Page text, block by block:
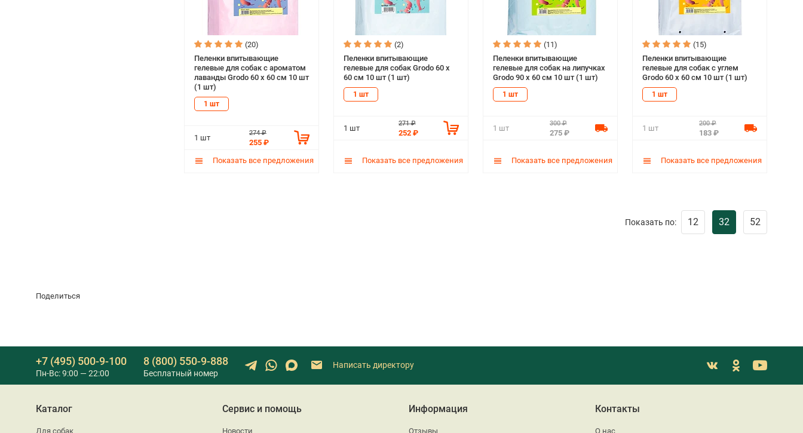
(20)
Пеленки впитывающие
гелевые для собак с ароматом
лаванды Grodo 60 х 60 см 10 шт
(1 шт)
1 шт
1 шт
274 ₽
255 ₽
Показать все предложения
(2)
Пеленки впитывающие
гелевые для собак Grodo 60 х
60 см 10 шт (1 шт)
1 шт
1 шт
271 ₽
252 ₽
Показать все предложения
(11)
Пеленки впитывающие
гелевые для собак на липучках
Grodo 90 х 60 см 10 шт (1 шт)
1 шт
1 шт
300 ₽
275 ₽
Показать все предложения
(15)
Пеленки впитывающие
гелевые для собак с углем
Grodo 60 х 60 см 10 шт (1 шт)
1 шт
1 шт
200 ₽
183 ₽
Показать все предложения
Показать по: 12 32 52
Поделиться
+7 (495) 500-9-100
Пн-Вс: 9:00 — 22:00
8 (800) 550-9-888
Бесплатный номер
Написать директору
Каталог
Для собак
Сервис и помощь
Новости
Информация
Отзывы
Контакты
О нас